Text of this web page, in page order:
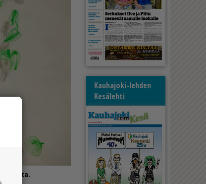
Kauhajoki-lehden
Kesälehti